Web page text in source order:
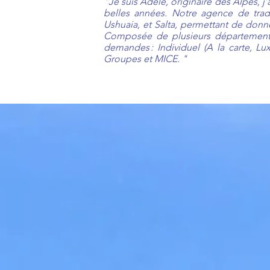
belles années. Notre agence de
Ushuaia, et Salta, permettant de
Composée de plusieurs
demandes : Individuel (A la carte,
Groupes et MICE. "